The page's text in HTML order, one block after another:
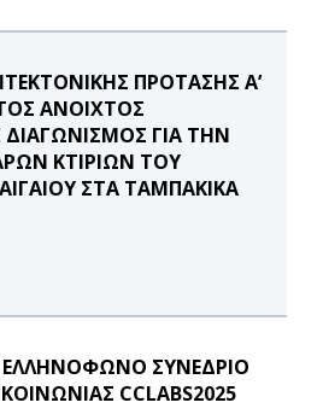
ΠΡΟΤΑΣΗΣ Α’
ΑΝΟΙΧΤΟΣ
ΔΙΑΓΩΝΙΣΜΟΣ ΓΙΑ ΤΗΝ
ΚΤΙΡΙΩΝ ΤΟΥ
ΣΤΑ ΤΑΜΠΑΚΙΚΑ
ΕΛΛΗΝΟΦΩΝΟ ΣΥΝΕΔΡΙΟ
CCLABS2025